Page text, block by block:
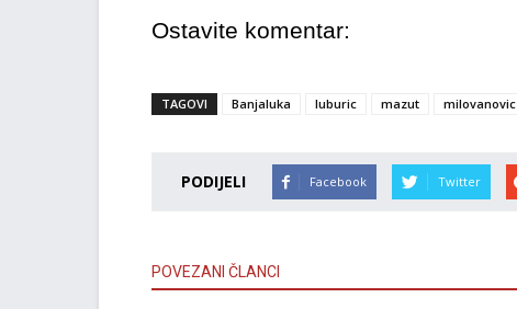
Ostavite komentar:
TAGOVI Banjaluka luburic mazut milovanovic
PODIJELI Facebook Twitter
POVEZANI ČLANCI